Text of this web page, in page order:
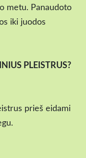
metu. Panaudoto
iki juodos
PLEISTRUS?
prieš eidami